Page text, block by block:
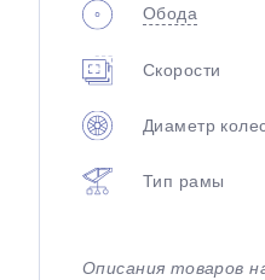
Обода
Скорости
Диаметр
Тип рамы
Описания товаров